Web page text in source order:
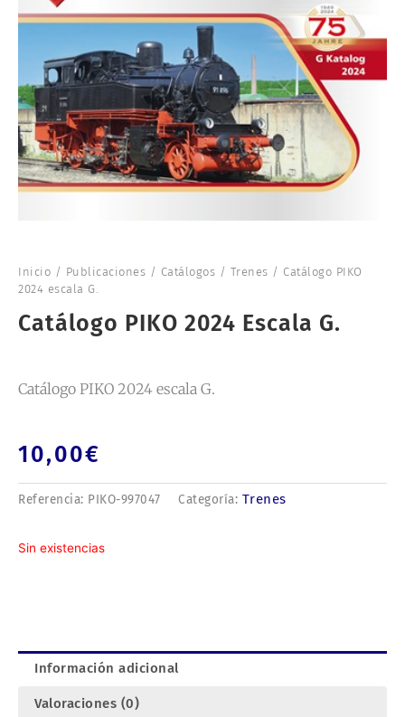
Inicio / Publicaciones / Catálogos / Trenes / Catálogo PIKO
2024 escala G.
Catálogo PIKO 2024 Escala G.
Catálogo PIKO 2024 escala G.
10,00€
Referencia: PIKO-997047 Categoría: Trenes
Sin existencias
Información adicional
Valoraciones (0)